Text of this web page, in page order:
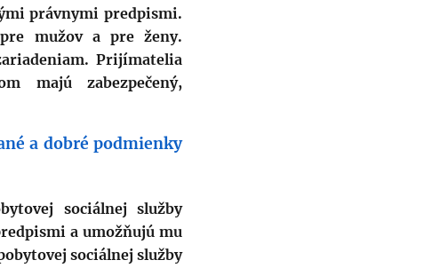
právnymi predpismi.
mužov a pre ženy.
Prijímatelia
majú zabezpečený,
a dobré podmienky
sociálnej služby
a umožňujú mu
sociálnej služby